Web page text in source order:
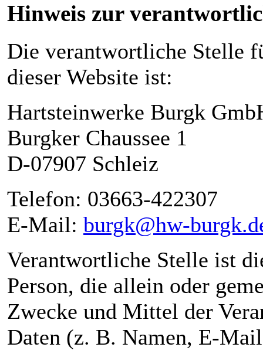
Hinweis zur
Die verantwortliche Stelle
dieser Website ist:
Hartsteinwerke Burgk
Burgker Chaussee 1
D-07907 Schleiz
Telefon: 03663-422307
E-Mail: burgk@hw-
Verantwortliche Stelle ist
Person, die allein oder
Zwecke und Mittel der
Daten (z. B. Namen, E-